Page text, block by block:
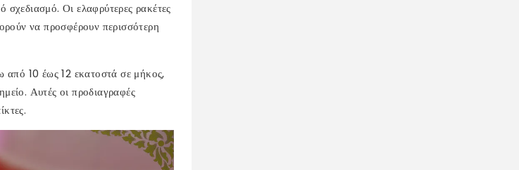
σχεδιασμό. Οι ελαφρύτερες ρακέτες
να προσφέρουν περισσότερη
από 10 έως 12 εκατοστά σε μήκος,
Αυτές οι προδιαγραφές